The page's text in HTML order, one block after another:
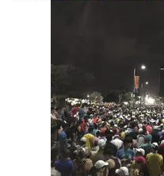
張と楽しみとで寝れなか